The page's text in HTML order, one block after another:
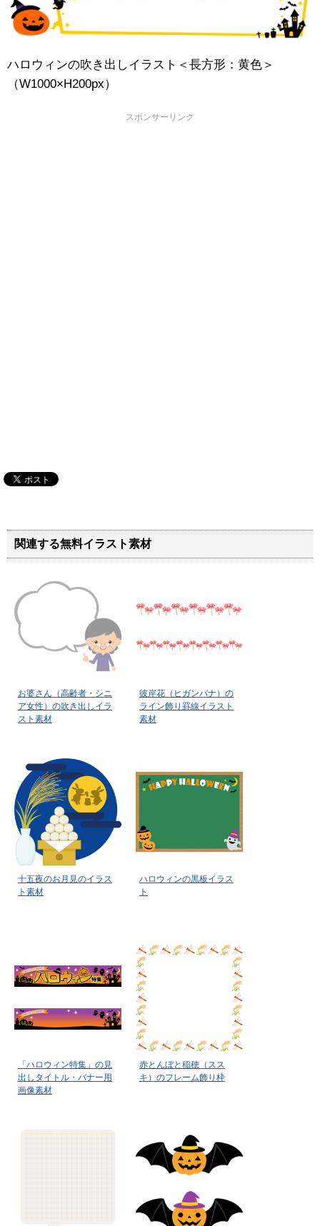
ハロウィンの吹き出しイラスト＜長方形：黄色＞
（W1000×H200px）
スポンサーリンク
関連する無料イラスト素材
お婆さん（高齢者・シニ
ア女性）の吹き出しイラ
スト素材
彼岸花（ヒガンバナ）の
ライン飾り罫線イラスト
素材
十五夜のお月見のイラス
ト素材
ハロウィンの黒板イラス
ト
「ハロウィン特集」の見
出しタイトル・バナー用
画像素材
赤とんぼと稲穂（スス
キ）のフレーム飾り枠